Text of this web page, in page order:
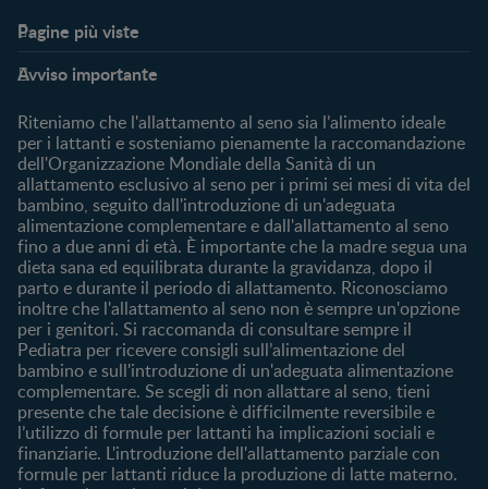
Pagine più viste​
My Expert
FAQ
Contattaci
Chi Siamo
Accedi/registrati
Acquista
Cerca prodotto
I nostri brand
Cerca un negozio
Avviso importante
Riteniamo che l'allattamento al seno sia l’alimento ideale
per i lattanti e sosteniamo pienamente la raccomandazione
dell'Organizzazione Mondiale della Sanità di un
allattamento esclusivo al seno per i primi sei mesi di vita del
bambino, seguito dall'introduzione di un'adeguata
alimentazione complementare e dall'allattamento al seno
fino a due anni di età. È importante che la madre segua una
dieta sana ed equilibrata durante la gravidanza, dopo il
parto e durante il periodo di allattamento. Riconosciamo
inoltre che l'allattamento al seno non è sempre un'opzione
per i genitori. Si raccomanda di consultare sempre il
Pediatra per ricevere consigli sull’alimentazione del
bambino e sull'introduzione di un'adeguata alimentazione
complementare. Se scegli di non allattare al seno, tieni
presente che tale decisione è difficilmente reversibile e
l’utilizzo di formule per lattanti ha implicazioni sociali e
finanziarie. L'introduzione dell'allattamento parziale con
formule per lattanti riduce la produzione di latte materno.